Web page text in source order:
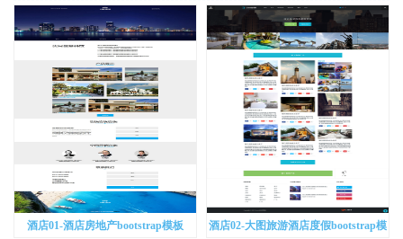
酒店01-酒店房地产bootstrap模板
酒店02-大图旅游酒店度假bootstrap模